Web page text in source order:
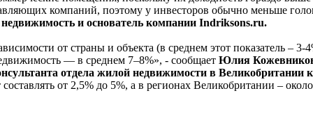
компаний, поэтому у инвесторов обычно меньше
и основатель компании Indriksons.ru.
от страны и объекта (в среднем этот показатель –
— в среднем 7–8%», - сообщает Юлия
отдела жилой недвижимости в
от 2,5% до 5%, а в регионах Великобритании –